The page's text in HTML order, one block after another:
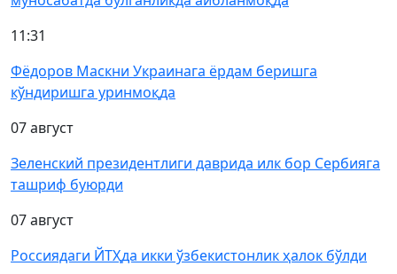
11:31
Фёдоров Маскни Украинага ёрдам беришга
кўндиришга уринмоқда
07 август
Зеленский президентлиги даврида илк бор Сербияга
ташриф буюрди
07 август
Россиядаги ЙТҲда икки ўзбекистонлик ҳалок бўлди